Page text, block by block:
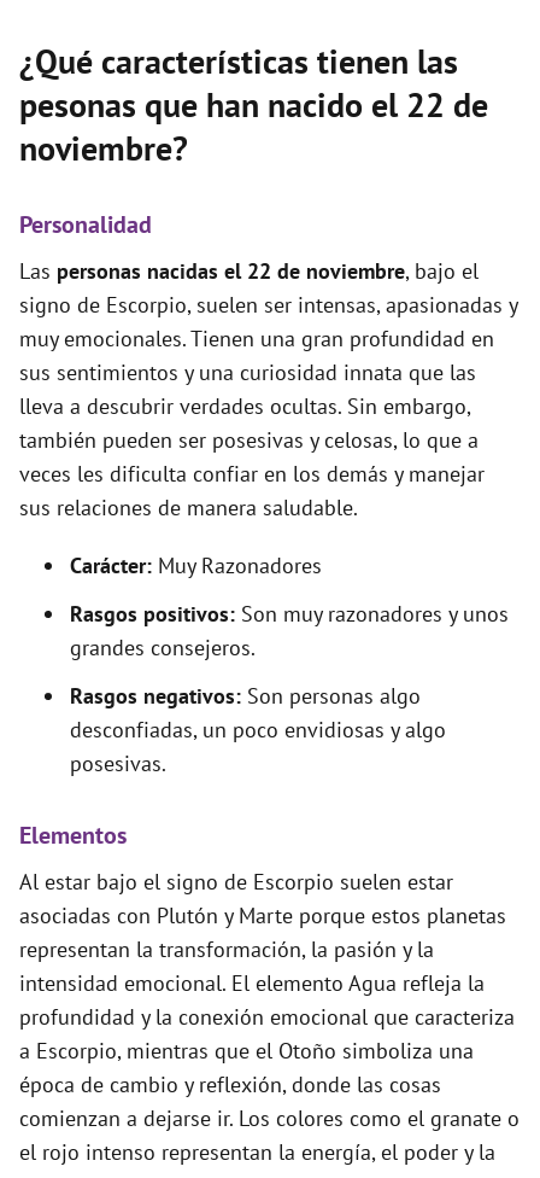
¿Qué características tienen las
pesonas que han nacido el 22 de
noviembre?
Personalidad
Las personas nacidas el 22 de noviembre, bajo el
signo de Escorpio, suelen ser intensas, apasionadas y
muy emocionales. Tienen una gran profundidad en
sus sentimientos y una curiosidad innata que las
lleva a descubrir verdades ocultas. Sin embargo,
también pueden ser posesivas y celosas, lo que a
veces les dificulta confiar en los demás y manejar
sus relaciones de manera saludable.
Carácter: Muy Razonadores
Rasgos positivos: Son muy razonadores y unos
grandes consejeros.
Rasgos negativos: Son personas algo
desconfiadas, un poco envidiosas y algo
posesivas.
Elementos
Al estar bajo el signo de Escorpio suelen estar
asociadas con Plutón y Marte porque estos planetas
representan la transformación, la pasión y la
intensidad emocional. El elemento Agua refleja la
profundidad y la conexión emocional que caracteriza
a Escorpio, mientras que el Otoño simboliza una
época de cambio y reflexión, donde las cosas
comienzan a dejarse ir. Los colores como el granate o
el rojo intenso representan la energía, el poder y la